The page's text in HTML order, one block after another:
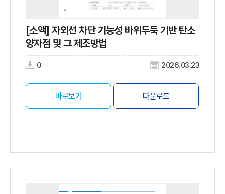
[소액] 자외선 차단 기능성 바위두둑 기반 탄소
양자점 및 그 제조방법
0 2026.03.23
바로보기 다운로드